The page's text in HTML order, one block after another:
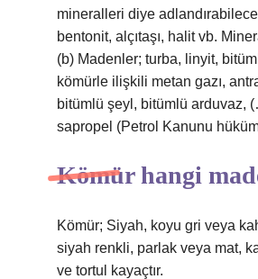
mineralleri diye
bentonit, alçıtaşı, halit vb.
(b) Madenler; turba, linyit,
kömürle ilişkili metan gazı,
bitümlü şeyl, bitümlü arduvaz,
sapropel (Petrol Kanunu
Kömür hangi
Kömür; Siyah, koyu gri veya
siyah renkli, parlak veya mat,
ve tortul kayaçtır.